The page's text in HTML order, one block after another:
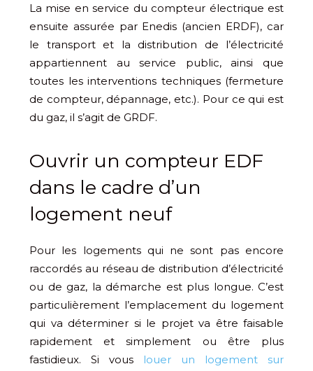
La mise en service du compteur électrique est
ensuite assurée par Enedis (ancien ERDF), car
le transport et la distribution de l’électricité
appartiennent au service public, ainsi que
toutes les interventions techniques (fermeture
de compteur, dépannage, etc.). Pour ce qui est
du gaz, il s’agit de GRDF.
Ouvrir un compteur EDF
dans le cadre d’un
logement neuf
Pour les logements qui ne sont pas encore
raccordés au réseau de distribution d’électricité
ou de gaz, la démarche est plus longue. C’est
particulièrement l’emplacement du logement
qui va déterminer si le projet va être faisable
rapidement et simplement ou être plus
fastidieux. Si vous
louer un logement sur